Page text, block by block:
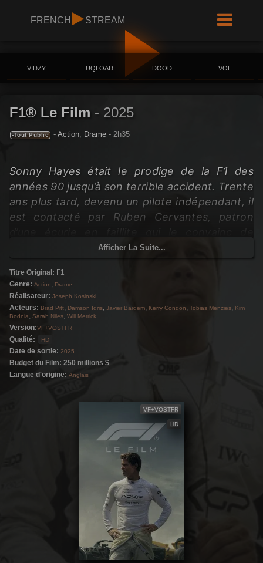
FRENCH STREAM
VIDZY UQLOAD DOOD VOE
F1® Le Film - 2025
-Tout Public - Action, Drame - 2h35
Sonny Hayes était le prodige de la F1 des
années 90 jusqu’à son terrible accident. Trente
ans plus tard, devenu un pilote indépendant, il
est contacté par Ruben Cervantes, patron
revenir pour sauver l’équipe et prouver qu’il est
Pearce, diamant brut prêt à devenir le numéro
1, Sonny réalise vite qu'en F1, son coéquipier
est aussi son plus grand rival, que le danger
est partout et qu'il risque de tout perdre.
Afficher La Suite...
Titre Original: F1
Genre: Action, Drame
Réalisateur: Joseph Kosinski
Acteurs: Brad Pitt, Damson Idris, Javier Bardem, Kerry Condon, Tobias Menzies, Kim
Bodnia, Sarah Niles, Will Merrick
Version:VF+VOSTFR
Qualité: HD
Date de sortie: 2025
Budget du Film: 250 millions $
Langue d'origine: Anglais
VF+VOSTFR
HD